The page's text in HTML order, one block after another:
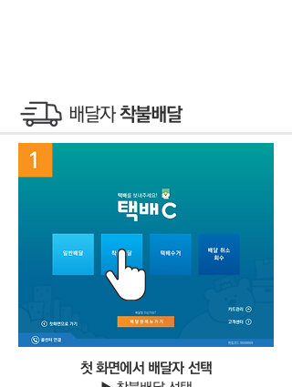
​배달자착불배달
첫 화면에서 배달자 선택